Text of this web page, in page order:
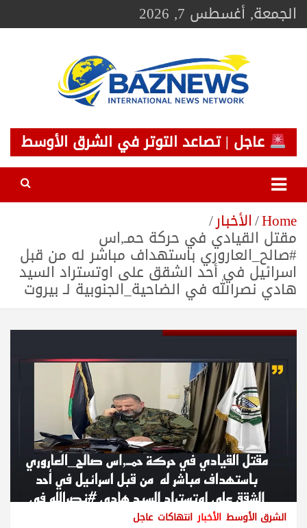
Skip
toالجمعة, أغسطس 7, 2026
BAZNEWS
شبكة باز الإخبارية
عاجل | تصاعد التوتر في الشرق الأوسط
Home الأخبار
مقتل القيادي في حركة حمـ,اس
⁧‫#صالح_العاروري‬⁩ باستهداف مباشر له من قبل
اسرائيل في أحد الشقق على اوتستراد السيد
هادي ⁧‫نصرالله‬⁩ في ⁧‫الضاحية_الجنوبية‬⁩ لـ ⁧‫بيروت‬⁩
الشرق الأوسط الأخبار انتهاكات عاجل